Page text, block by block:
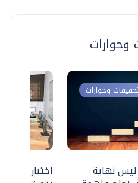
وحوارات
اختبارات
وحوارات
ليس نهاية